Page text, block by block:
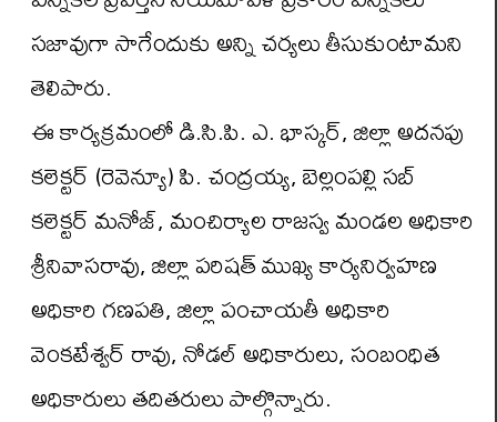
సజావుగా సాగేందుకు అన్ని చర్యలు తీసుకుంటామని
తెలిపారు.
ఈ కార్యక్రమంలో డి.సి.పి. ఎ. భాస్కర్, జిల్లా అదనపు
కలెక్టర్ (రెవెన్యూ) పి. చంద్రయ్య, బెల్లంపల్లి సబ్
కలెక్టర్ మనోజ్, మంచిర్యాల రాజస్వ మండల అధికారి
శ్రీనివాసరావు, జిల్లా పరిషత్ ముఖ్య కార్యనిర్వహణ
అధికారి గణపతి, జిల్లా పంచాయతీ అధికారి
వెంకటేశ్వర్ రావు, నోడల్ అధికారులు, సంబంధిత
అధికారులు తదితరులు పాల్గొన్నారు.